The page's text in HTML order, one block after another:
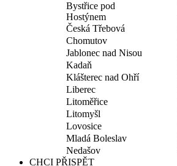
Bystřice pod
Hostýnem
Česká Třebová
Chomutov
Jablonec nad Nisou
Kadaň
Klášterec nad Ohří
Liberec
Litoměřice
Litomyšl
Lovosice
Mladá Boleslav
Nedašov
CHCI PŘISPĚT